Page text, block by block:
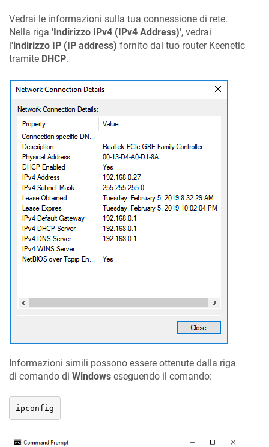
Vedrai le informazioni sulla tua connessione di rete.
Nella riga 'Indirizzo IPv4 (IPv4 Address)', vedrai
l'indirizzo IP (IP address) fornito dal tuo router Keenetic
tramite DHCP.
Informazioni simili possono essere ottenute dalla riga
di comando di Windows eseguendo il comando:
ipconfig